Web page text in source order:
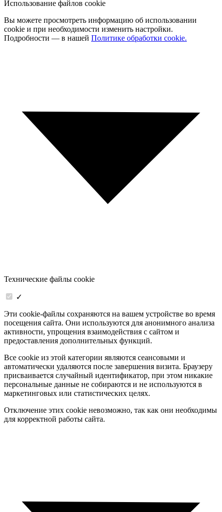
Использование файлов cookie
Вы можете просмотреть информацию об использовании
cookie и при необходимости изменить настройки.
Подробности — в нашей Политике обработки cookie.
Технические файлы cookie
✓
Эти cookie-файлы сохраняются на вашем устройстве во время
посещения сайта. Они используются для анонимного анализа
активности, упрощения взаимодействия с сайтом и
предоставления дополнительных функций.
Все cookie из этой категории являются сеансовыми и
автоматически удаляются после завершения визита. Браузеру
присваивается случайный идентификатор, при этом никакие
персональные данные не собираются и не используются в
маркетинговых или статистических целях.
Отключение этих cookie невозможно, так как они необходимы
для корректной работы сайта.